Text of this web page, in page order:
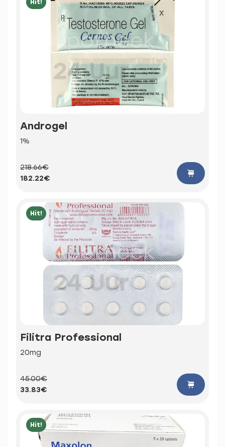
Hit!
Androgel
1%
218.66€
182.22€
Hit!
Filitra Professional
20mg
45.00€
33.83€
Hit!